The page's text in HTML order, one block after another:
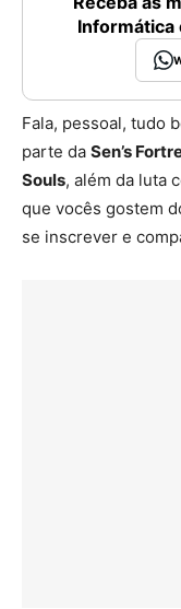
Informática
Fala, pessoal, tudo
parte da Sen’s
Souls, além da luta
que vocês gostem
se inscrever e